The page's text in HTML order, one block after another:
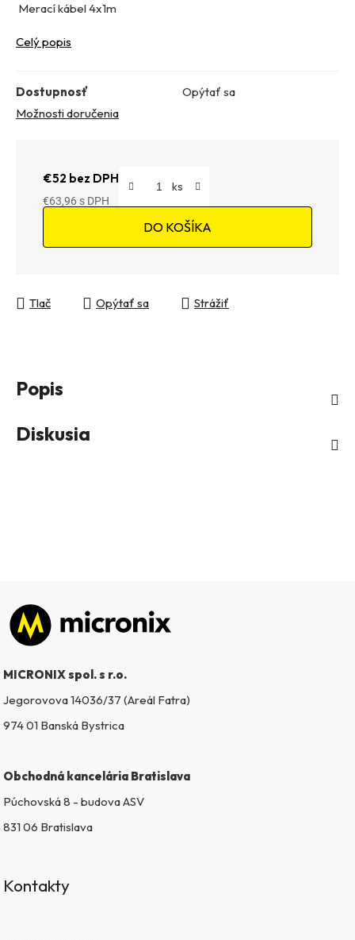
Merací kábel 4x1m
Celý popis
Dostupnosť
Opýtať sa
Možnosti doručenia
€52 bez DPH
€63,96
DO KOŠÍKA
Tlač Opýtať sa Strážiť
Popis
Diskusia
Zápätie
MICRONIX spol. s r.o.
Jegorovova 14036/37 (Areál Fatra)
974 01 Banská Bystrica
Obchodná kancelária Bratislava
Púchovská 8 - budova ASV
831 06 Bratislava
Kontakty